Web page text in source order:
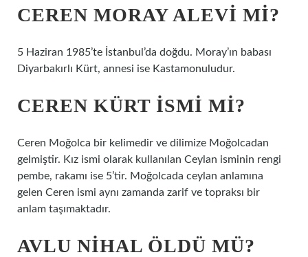
CEREN MORAY ALEVI MI?
5 Haziran 1985’te İstanbul’da doğdu. Moray’ın babası
Diyarbakırlı Kürt, annesi ise Kastamonuludur.
CEREN KÜRT ISMI MI?
Ceren Moğolca bir kelimedir ve dilimize Moğolcadan
gelmiştir. Kız ismi olarak kullanılan Ceylan isminin rengi
pembe, rakamı ise 5’tir. Moğolcada ceylan anlamına
gelen Ceren ismi aynı zamanda zarif ve topraksı bir
anlam taşımaktadır.
AVLU NIHAL ÖLDÜ MÜ?